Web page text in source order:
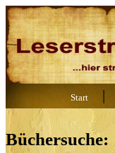
Start |
Büchersuche: